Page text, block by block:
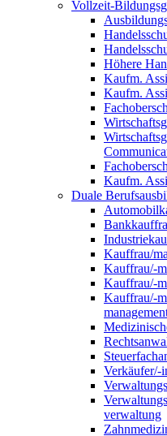
Vollzeit-
Höhere
Kaufm.
Kaufm.
Kaufm.
Duale
Kauffrau/
Kauffrau/-
Kauffrau/-
Kauffrau/-
Verkäufer/-
verwaltung